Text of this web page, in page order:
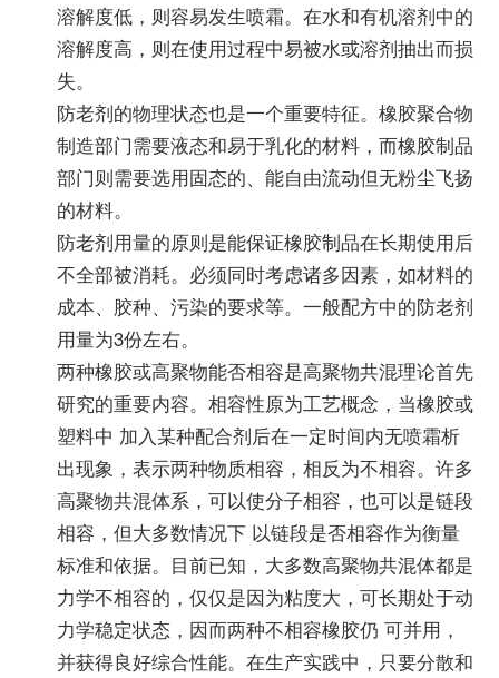
溶解度低，则容易发生喷霜。在水和有机溶剂中的
溶解度高，则在使用过程中易被水或溶剂抽出而损
失。
防老剂的物理状态也是一个重要特征。橡胶聚合物
制造部门需要液态和易于乳化的材料，而橡胶制品
部门则需要选用固态的、能自由流动但无粉尘飞扬
的材料。
防老剂用量的原则是能保证橡胶制品在长期使用后
不全部被消耗。必须同时考虑诸多因素，如材料的
成本、胶种、污染的要求等。一般配方中的防老剂
用量为3份左右。
两种橡胶或高聚物能否相容是高聚物共混理论首先
研究的重要内容。相容性原为工艺概念，当橡胶或
塑料中 加入某种配合剂后在一定时间内无喷霜析
出现象，表示两种物质相容，相反为不相容。许多
高聚物共混体系，可以使分子相容，也可以是链段
相容，但大多数情况下 以链段是否相容作为衡量
标准和依据。目前已知，大多数高聚物共混体都是
力学不相容的，仅仅是因为粘度大，可长期处于动
力学稳定状态，因而两种不相容橡胶仍 可并用，
并获得良好综合性能。在生产实践中，只要分散和